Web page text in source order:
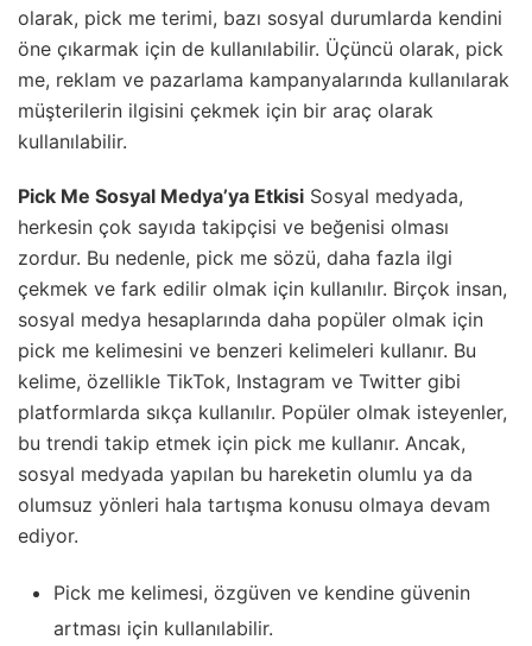
olarak, pick me terimi, bazı sosyal durumlarda kendini
öne çıkarmak için de kullanılabilir. Üçüncü olarak, pick
me, reklam ve pazarlama kampanyalarında kullanılarak
müşterilerin ilgisini çekmek için bir araç olarak
kullanılabilir.
Pick Me Sosyal Medya’ya Etkisi Sosyal medyada,
herkesin çok sayıda takipçisi ve beğenisi olması
zordur. Bu nedenle, pick me sözü, daha fazla ilgi
çekmek ve fark edilir olmak için kullanılır. Birçok insan,
sosyal medya hesaplarında daha popüler olmak için
pick me kelimesini ve benzeri kelimeleri kullanır. Bu
kelime, özellikle TikTok, Instagram ve Twitter gibi
platformlarda sıkça kullanılır. Popüler olmak isteyenler,
bu trendi takip etmek için pick me kullanır. Ancak,
sosyal medyada yapılan bu hareketin olumlu ya da
olumsuz yönleri hala tartışma konusu olmaya devam
ediyor.
Pick me kelimesi, özgüven ve kendine güvenin
artması için kullanılabilir.